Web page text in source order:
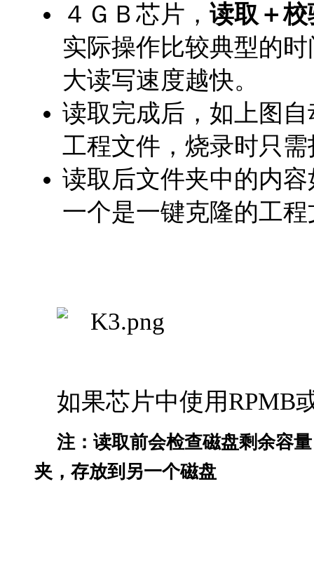
４ＧＢ 芯片， 读取 ＋校
实际操作比较典型的
大读写速度越快。
读取完成后，如上图
工程文件，烧录时只
读取后文件夹中的内
一个是一键克隆的工程
如果芯片中使用RPMB
注：读取前会检查磁盘剩余容
夹，存放到另一个磁盘